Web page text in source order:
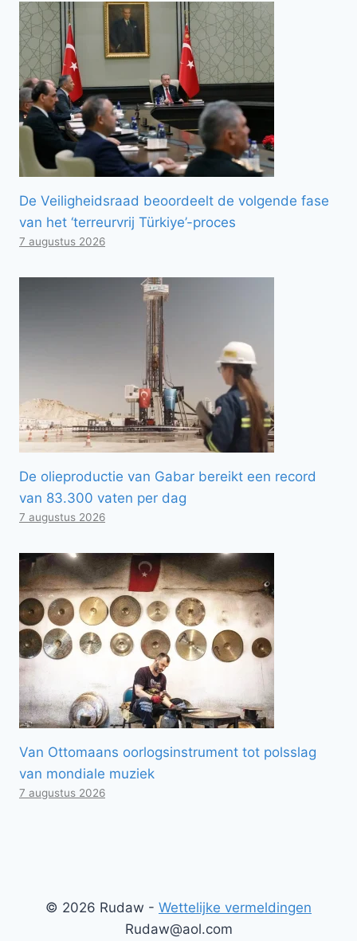
De Veiligheidsraad beoordeelt de volgende fase
van het ‘terreurvrij Türkiye’-proces
7 augustus 2026
De olieproductie van Gabar bereikt een record
van 83.300 vaten per dag
7 augustus 2026
Van Ottomaans oorlogsinstrument tot polsslag
van mondiale muziek
7 augustus 2026
© 2026 Rudaw - Wettelijke vermeldingen
Rudaw@aol.com